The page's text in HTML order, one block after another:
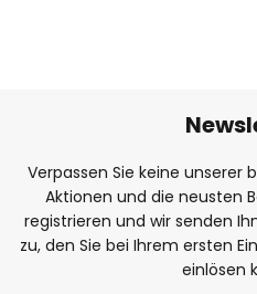
Verpassen Sie keine unserer
Aktionen und die neusten
registrieren und wir senden
zu, den Sie bei Ihrem ersten
einlösen